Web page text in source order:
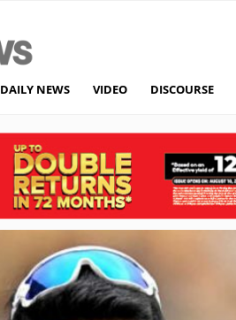
DAILY NEWS VIDEO DISCOURSE